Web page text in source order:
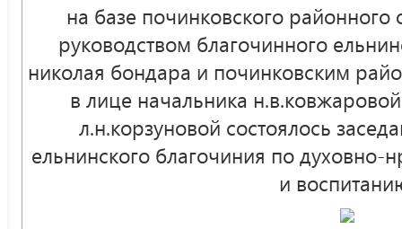
на базе починковского
руководством благочинного
николая бондара и починковским
в лице начальника
л.н.корзуновой состоялось
ельнинского благочиния по духовно-
и